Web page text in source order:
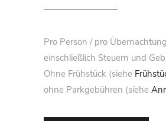
Pro Person / pro
einschließlich Steuern und
Ohne Frühstück (siehe
ohne Parkgebühren (siehe